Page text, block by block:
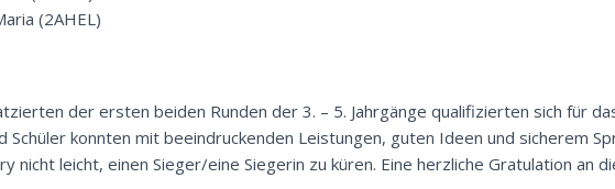
(2AHEL)
der ersten beiden Runden der 3. – 5. Jahrgänge qualifizierten sich für
Schüler konnten mit beeindruckenden Leistungen, guten Ideen und sicherem
nicht leicht, einen Sieger/eine Siegerin zu küren. Eine herzliche Gratulation an